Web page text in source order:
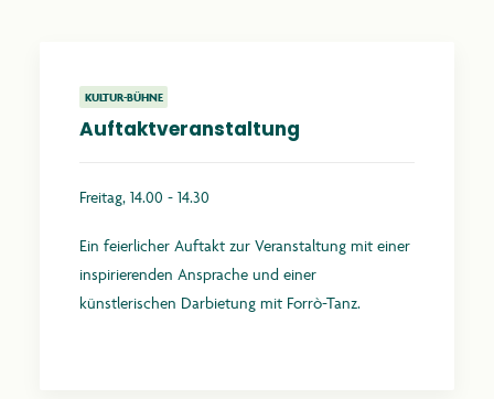
KULTUR-BÜHNE
Auftaktveranstaltung
Freitag, 14.00 - 14.30
Ein feierlicher Auftakt zur Veranstaltung mit einer
inspirierenden Ansprache und einer
künstlerischen Darbietung mit Forrò-Tanz.